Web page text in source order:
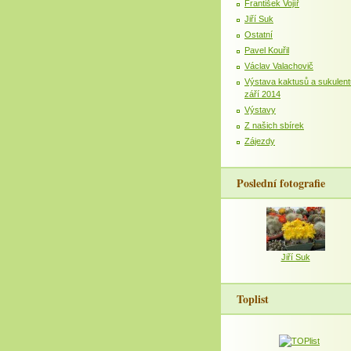
František Vojíř
Jiří Suk
Ostatní
Pavel Kouřil
Václav Valachovič
Výstava kaktusů a
září 2014
Výstavy
Z našich sbírek
Zájezdy
Poslední fotografie
Jiří Suk
Toplist